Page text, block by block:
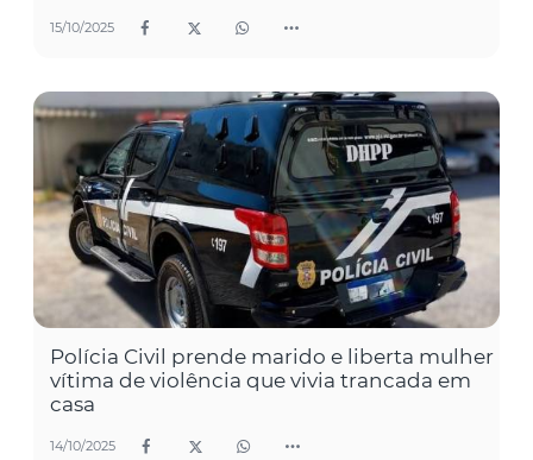
15/10/2025
Polícia Civil prende marido e liberta mulher
vítima de violência que vivia trancada em
casa
14/10/2025